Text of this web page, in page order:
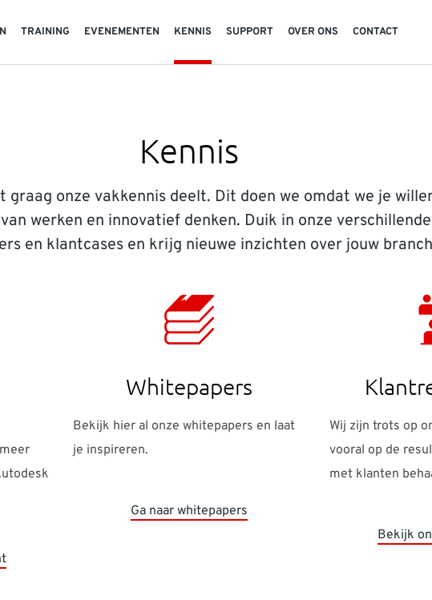
TRAINING EVENEMENTEN KENNIS SUPPORT OVER ONS CONTACT
Kennis
graag onze vakkennis deelt. Dit doen we omdat we je
werken en innovatief denken. Duik in onze
en klantcases en krijg nieuwe inzichten over jouw
Whitepapers
Bekijk hier al onze whitepapers en laat
je inspireren.
Ga naar whitepapers
Wij zijn trots op
vooral op de
met klanten
Bekijk